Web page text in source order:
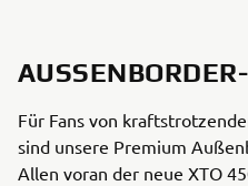
AUSSENBORDER-
Für Fans von
sind unsere Premium
Allen voran der neue XTO